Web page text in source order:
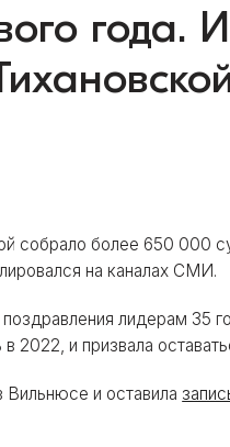
года.
собрало более 650 000
на каналах СМИ.
поздравления лидерам 35
2022, и призвала
Вильнюсе и оставила